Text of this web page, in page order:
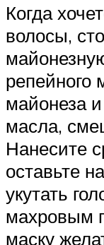
Когда
волосы,
репейного
майонеза
масла,
Нанесите
оставьте
укутать
махровым
маску